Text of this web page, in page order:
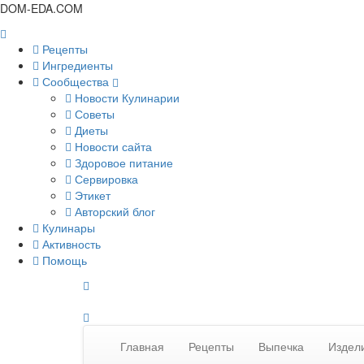
DOM-EDA.COM
Рецепты
Ингредиенты
Сообщества
Новости Кулинарии
Советы
Диеты
Новости сайта
Здоровое питание
Сервировка
Этикет
Авторский блог
Кулинары
Активность
Помощь
Главная Рецепты Выпечка